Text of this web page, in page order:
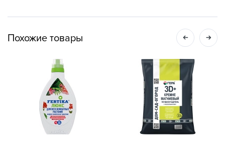
Похожие товары